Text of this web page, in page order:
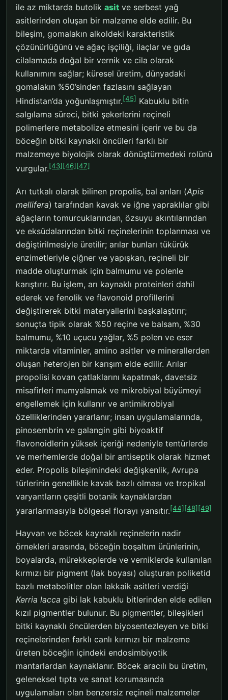
ile az miktarda butolik asit ve serbest yağ
asitlerinden oluşan bir malzeme elde edilir. Bu
bileşim, gomalakın alkoldeki karakteristik
çözünürlüğünü ve ağaç işçiliği, ilaçlar ve gıda
cilalamada doğal bir vernik ve cila olarak
kullanımını sağlar; küresel üretim, dünyadaki
gomalakın %50’sinden fazlasını sağlayan
Hindistan’da yoğunlaşmıştır.[45] Kabuklu bitin
salgılama süreci, bitki şekerlerini reçineli
polimerlere metabolize etmesini içerir ve bu da
böceğin bitki kaynaklı öncüleri farklı bir
malzemeye biyolojik olarak dönüştürmedeki rolünü
vurgular.[43] [46] [47]
Arı tutkalı olarak bilinen propolis, bal arıları (Apis
mellifera) tarafından kavak ve iğne yapraklılar gibi
ağaçların tomurcuklarından, özsuyu akıntılarından
ve eksüdalarından bitki reçinelerinin toplanması ve
değiştirilmesiyle üretilir; arılar bunları tükürük
enzimetleriyle çiğner ve yapışkan, reçineli bir
madde oluşturmak için balmumu ve polenle
karıştırır. Bu işlem, arı kaynaklı proteinleri dahil
ederek ve fenolik ve flavonoid profillerini
değiştirerek bitki materyallerini başkalaştırır;
sonuçta tipik olarak %50 reçine ve balsam, %30
balmumu, %10 uçucu yağlar, %5 polen ve eser
miktarda vitaminler, amino asitler ve minerallerden
oluşan heterojen bir karışım elde edilir. Arılar
propolisi kovan çatlaklarını kapatmak, davetsiz
misafirleri mumyalamak ve mikrobiyal büyümeyi
engellemek için kullanır ve antimikrobiyal
özelliklerinden yararlanır; insan uygulamalarında,
pinosembrin ve galangin gibi biyoaktif
flavonoidlerin yüksek içeriği nedeniyle tentürlerde
ve merhemlerde doğal bir antiseptik olarak hizmet
eder. Propolis bileşimindeki değişkenlik, Avrupa
türlerinin genellikle kavak bazlı olması ve tropikal
varyantların çeşitli botanik kaynaklardan
yararlanmasıyla bölgesel florayı yansıtır.[44] [48] [49]
Hayvan ve böcek kaynaklı reçinelerin nadir
örnekleri arasında, böceğin boşaltım ürünlerinin,
boyalarda, mürekkeplerde ve verniklerde kullanılan
kırmızı bir pigment (lak boyası) oluşturan poliketid
bazlı metabolitler olan lakkaik asitleri verdiği
Kerria lacca gibi lak kabuklu bitlerinden elde edilen
kızıl pigmentler bulunur. Bu pigmentler, bileşikleri
bitki kaynaklı öncülerden biyosentezleyen ve bitki
reçinelerinden farklı canlı kırmızı bir malzeme
üreten böceğin içindeki endosimbiyotik
mantarlardan kaynaklanır. Böcek aracılı bu üretim,
geleneksel tıpta ve sanat korumasında
uygulamaları olan benzersiz reçineli malzemeler